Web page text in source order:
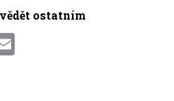
ostatním